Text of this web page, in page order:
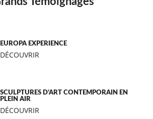
EUROPA EXPERIENCE
DÉCOUVRIR
SCULPTURES D’ART CONTEMPORAIN EN
PLEIN AIR
DÉCOUVRIR